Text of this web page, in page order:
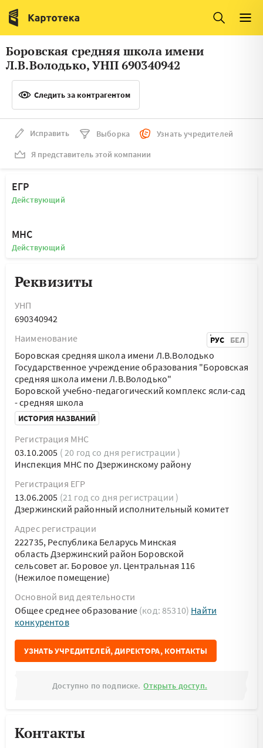
Италия
Люксембург
Литва
Латвия
Македония
Словения
Франция
Финляндия
Швеция
Мальта
Боровская средняя школа имени
Л.В.Володько, УНП 690340942
Следить за контрагентом
Исправить Выборка
Узнать учредителей
Я представитель этой компании
ЕГР
Действующий
МНС
Действующий
Реквизиты
УНП
690340942
Наименование
РУС БЕЛ
Боровская средняя школа имени Л.В.Володько
Государственное учреждение образования "Боровская
средняя школа имени Л.В.Володько"
Боровской учебно-педагогический комплекс ясли-сад
- средняя школа
ИСТОРИЯ НАЗВАНИЙ
Регистрация МНС
03.10.2005 ( 20 год со дня регистрации )
Инспекция МНС по Дзержинскому району
Регистрация ЕГР
13.06.2005 (21 год со дня регистрации )
Дзержинский районный исполнительный комитет
Адрес регистрации
222735, Республика Беларусь Минская
область Дзержинский район Боровской
сельсовет аг. Боровое ул. Центральная 116
(Нежилое помещение)
Основной вид деятельности
Общее среднее образование (код: 85310) Найти
конкурентов
УЗНАТЬ УЧРЕДИТЕЛЕЙ, ДИРЕКТОРА, КОНТАКТЫ
Доступно по подписке. Открыть доступ.
Контакты